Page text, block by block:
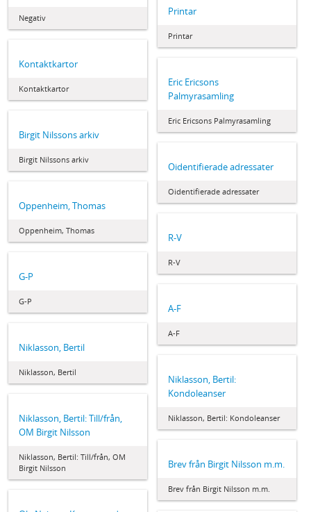
Negativ
Printar
Printar
Kontaktkartor
Kontaktkartor
Eric Ericsons
Palmyrasamling
Eric Ericsons Palmyrasamling
Birgit Nilssons arkiv
Birgit Nilssons arkiv
Oidentifierade adressater
Oidentifierade adressater
Oppenheim, Thomas
Oppenheim, Thomas
R-V
R-V
G-P
G-P
A-F
A-F
Niklasson, Bertil
Niklasson, Bertil
Niklasson, Bertil:
Kondoleanser
Niklasson, Bertil: Kondoleanser
Niklasson, Bertil: Till/från,
OM Birgit Nilsson
Niklasson, Bertil: Till/från, OM
Birgit Nilsson
Brev från Birgit Nilsson m.m.
Brev från Birgit Nilsson m.m.